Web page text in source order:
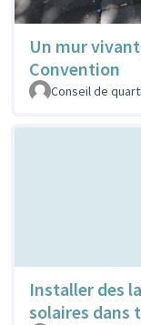
Un mur
Convention
Conseil de
Installer des
solaires dans